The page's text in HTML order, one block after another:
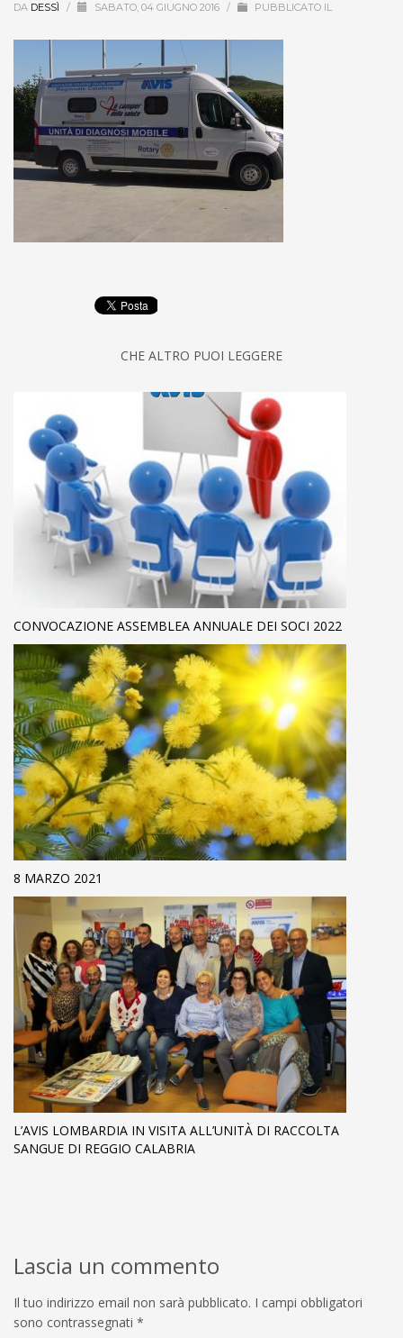
DA DESSÌ / SABATO, 04 GIUGNO 2016 / PUBBLICATO IL
CHE ALTRO PUOI LEGGERE
CONVOCAZIONE ASSEMBLEA ANNUALE DEI SOCI 2022
8 MARZO 2021
L’AVIS LOMBARDIA IN VISITA ALL’UNITÀ DI RACCOLTA
SANGUE DI REGGIO CALABRIA
Lascia un commento
Il tuo indirizzo email non sarà pubblicato. I campi obbligatori
sono contrassegnati *